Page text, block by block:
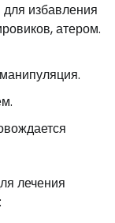
избавления
атером.
лечения